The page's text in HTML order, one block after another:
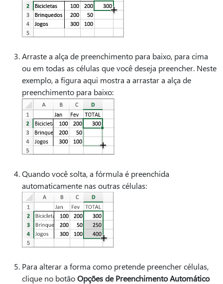
Arraste a alça de preenchimento para baixo, para cima
ou em todas as células que você deseja preencher. Neste
exemplo, a figura aqui mostra a arrastar a alça de
preenchimento para baixo:
Quando você solta, a fórmula é preenchida
automaticamente nas outras células:
Para alterar a forma como pretende preencher células,
clique no botãoOpções de Preenchimento Automático